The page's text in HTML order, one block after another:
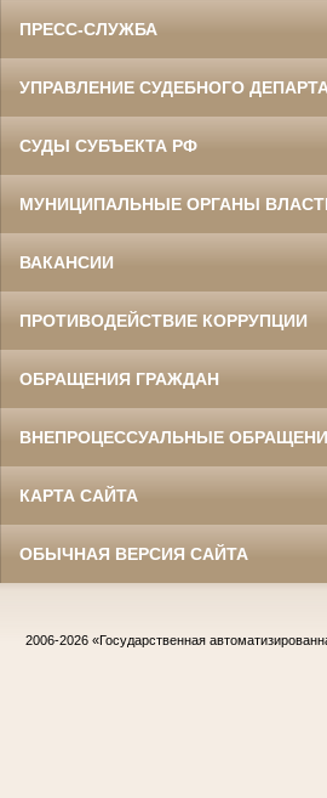
ПРЕСС-СЛУЖБА
УПРАВЛЕНИЕ СУДЕБНОГО
СУДЫ СУБЪЕКТА РФ
МУНИЦИПАЛЬНЫЕ ОРГАНЫ
ВАКАНСИИ
ПРОТИВОДЕЙСТВИЕ КОРРУПЦИИ
ОБРАЩЕНИЯ ГРАЖДАН
ВНЕПРОЦЕССУАЛЬНЫЕ
КАРТА САЙТА
ОБЫЧНАЯ ВЕРСИЯ САЙТА
2006-2026 «Государственная